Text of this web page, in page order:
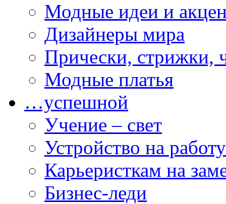
Модные идеи и
Дизайнеры мира
Прически, стрижки,
Модные платья
…успешной
Учение – свет
Устройство на работу
Карьеристкам на
Бизнес-леди